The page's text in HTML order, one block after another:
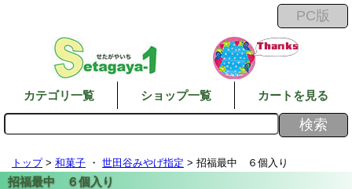
カテゴリ一覧 ショップ一覧 カートを見る
トップ> 和菓子 ・ 世田谷みやげ指定 > 招福最中 ６個入り